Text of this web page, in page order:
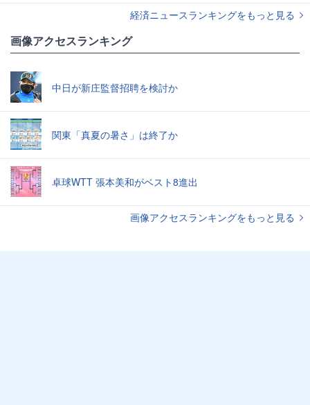
経済ニュースランキングをもっと見る
画像アクセスランキング
中日が新庄監督招聘を検討か
関東「真夏の暑さ」は終了か
卓球WTT 張本美和がベスト8進出
画像アクセスランキングをもっと見る